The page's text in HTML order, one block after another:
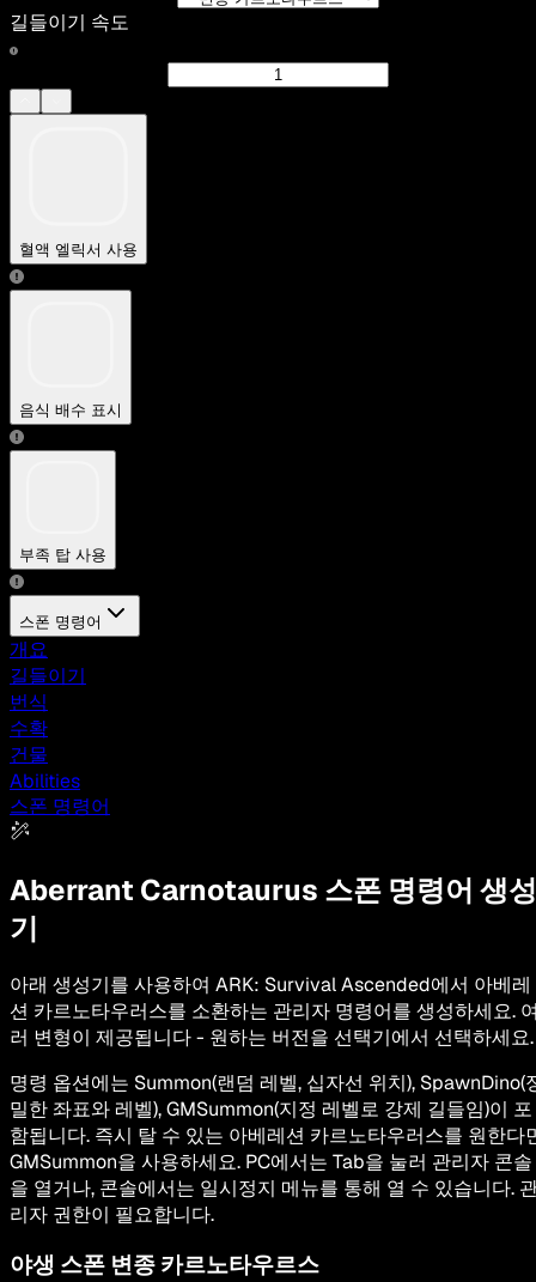
길들이기 속도
혈액 엘릭서 사용
음식 배수 표시
부족 탑 사용
스폰 명령어
개요
길들이기
번식
수확
건물
Abilities
스폰 명령어
Aberrant Carnotaurus 스폰 명령어 생성
기
아래 생성기를 사용하여 ARK: Survival Ascended에서 아베레
션 카르노타우러스를 소환하는 관리자 명령어를 생성하세요.
러 변형이 제공됩니다 - 원하는 버전을 선택기에서 선택하세요.
명령 옵션에는 Summon(랜덤 레벨, 십자선 위치), SpawnDino(
밀한 좌표와 레벨), GMSummon(지정 레벨로 강제 길들임)이 포
함됩니다. 즉시 탈 수 있는 아베레션 카르노타우러스를 원한다
GMSummon을 사용하세요. PC에서는 Tab을 눌러 관리자 콘솔
을 열거나, 콘솔에서는 일시정지 메뉴를 통해 열 수 있습니다.
리자 권한이 필요합니다.
야생 스폰 변종 카르노타우르스